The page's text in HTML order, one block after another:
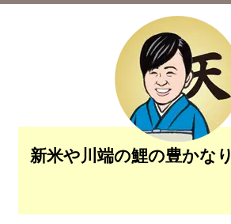
新米や川端の鯉の豊かなり